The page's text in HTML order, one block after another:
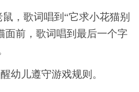
，歌词唱到“它求小花猫别
面前，歌词唱到最后一个字
幼儿遵守游戏规则。